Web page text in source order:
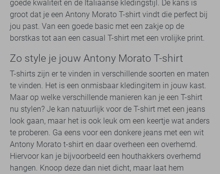
goede kwaliteit en de Italiaanse kledingstijl. De kans is
groot dat je een Antony Morato T-shirt vindt die perfect bij
jou past. Van een goede basic met een zakje op de
borstkas tot aan een casual T-shirt met een vrolijke print.
Zo style je jouw Antony Morato T-shirt
T-shirts zijn er te vinden in verschillende soorten en maten
te vinden. Het is een onmisbaar kledingitem in jouw kast.
Maar op welke verschillende manieren kan je een T-shirt
nu stylen? Je kan natuurlijk voor de T-shirt met een jeans
look gaan, maar het is ook leuk om een keertje wat anders
te proberen. Ga eens voor een donkere jeans met een wit
Antony Morato t-shirt en daar overheen een overhemd.
Hiervoor kan je bijvoorbeeld een houthakkers overhemd
hangen. Knoop deze dan niet dicht, maar laat hem